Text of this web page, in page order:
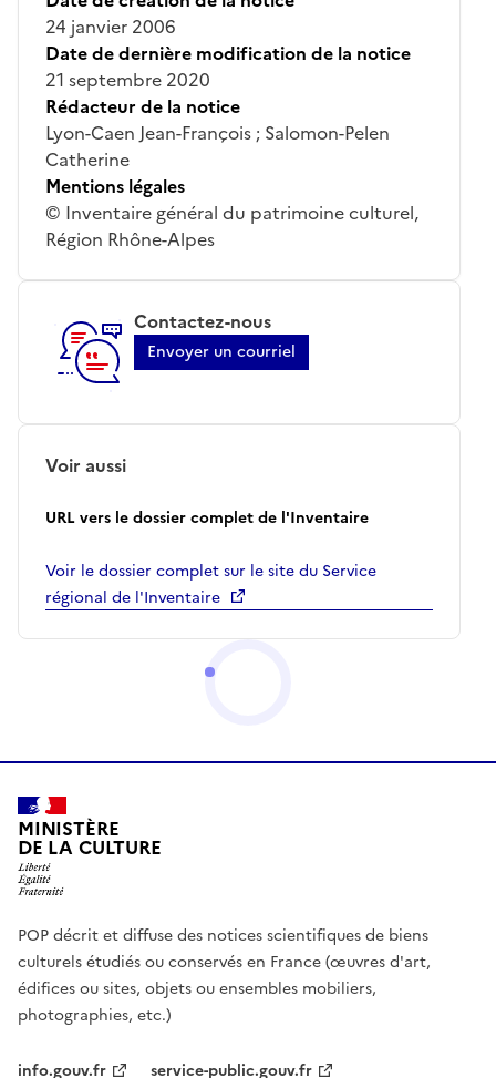
24 janvier 2006
Date de dernière modification de la notice
21 septembre 2020
Rédacteur de la notice
Lyon-Caen Jean-François ; Salomon-Pelen
Catherine
Mentions légales
© Inventaire général du patrimoine culturel,
Région Rhône-Alpes
Contactez-nous
Envoyer un courriel
Voir aussi
URL vers le dossier complet de l'Inventaire
Voir le dossier complet sur le site du Service
régional de l'Inventaire
MINISTÈRE
DE LA CULTURE
POP décrit et diffuse des notices scientifiques de biens
culturels étudiés ou conservés en France (œuvres d'art,
édifices ou sites, objets ou ensembles mobiliers,
photographies, etc.)
info.gouv.fr service-public.gouv.fr